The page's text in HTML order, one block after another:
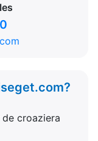
croaziera